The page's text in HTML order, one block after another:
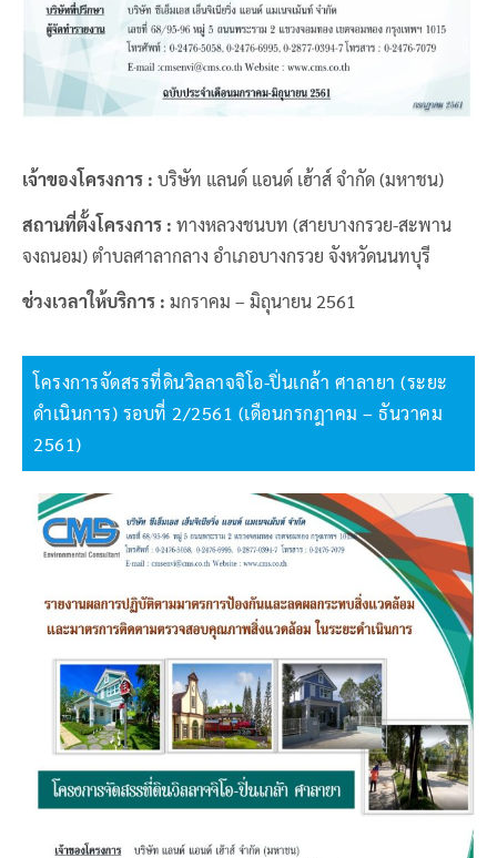
เจ้าของโครงการ : บริษัท แลนด์ แอนด์ เฮ้าส์ จำกัด (มหาชน)
สถานที่ตั้งโครงการ : ทางหลวงชนบท (สายบางกรวย-สะพาน
จงถนอม) ตำบลศาลากลาง อำเภอบางกรวย จังหวัดนนทบุรี
ช่วงเวลาให้บริการ : มกราคม – มิถุนายน 2561
โครงการจัดสรรที่ดินวิลลาจจิโอ-ปิ่นเกล้า ศาลายา (ระยะ
ดำเนินการ) รอบที่ 2/2561 (เดือนกรกฎาคม – ธันวาคม
2561)